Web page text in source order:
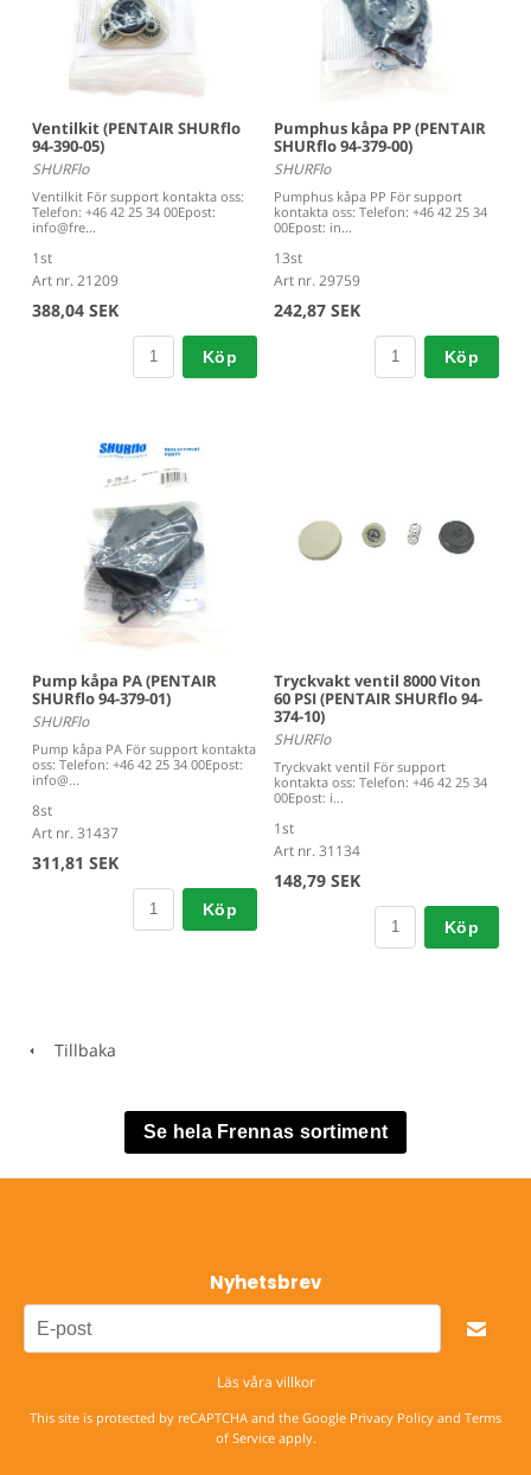
Ventilkit (PENTAIR SHURflo
94-390-05)
SHURFlo
Ventilkit För support kontakta oss:
Telefon: +46 42 25 34 00Epost:
info@fre...
1st
Art nr. 21209
388,04 SEK
Köp
Pumphus kåpa PP (PENTAIR
SHURflo 94-379-00)
SHURFlo
Pumphus kåpa PP För support
kontakta oss: Telefon: +46 42 25 34
00Epost: in...
13st
Art nr. 29759
242,87 SEK
Köp
Pump kåpa PA (PENTAIR
SHURflo 94-379-01)
SHURFlo
Pump kåpa PA För support kontakta
oss: Telefon: +46 42 25 34 00Epost:
info@...
8st
Art nr. 31437
311,81 SEK
Köp
Tryckvakt ventil 8000 Viton
60 PSI (PENTAIR SHURflo 94-
374-10)
SHURFlo
Tryckvakt ventil För support
kontakta oss: Telefon: +46 42 25 34
00Epost: i...
1st
Art nr. 31134
148,79 SEK
Köp
Tillbaka
Se hela Frennas sortiment
Nyhetsbrev
Läs våra villkor
This site is protected by reCAPTCHA and the Google Privacy Policy and Terms
of Serviceapply.